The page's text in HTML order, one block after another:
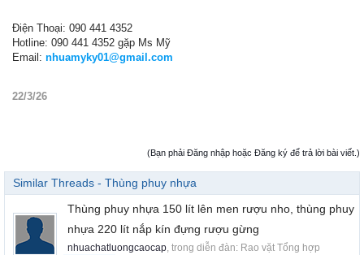
Điện Thoại: 090 441 4352
Hotline: 090 441 4352 gặp Ms Mỹ
Email: nhuamyky01@gmail.com
22/3/26
(Bạn phải Đăng nhập hoặc Đăng ký để trả lời bài viết.)
Similar Threads - Thùng phuy nhựa
Thùng phuy nhựa 150 lít lên men rượu nho, thùng phuy
nhựa 220 lít nắp kín đựng rượu gừng
nhuachatluongcaocap , trong diễn đàn: Rao vặt Tổng hợp